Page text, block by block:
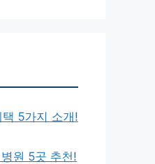
5가지 소개!
원 5곳 추천!